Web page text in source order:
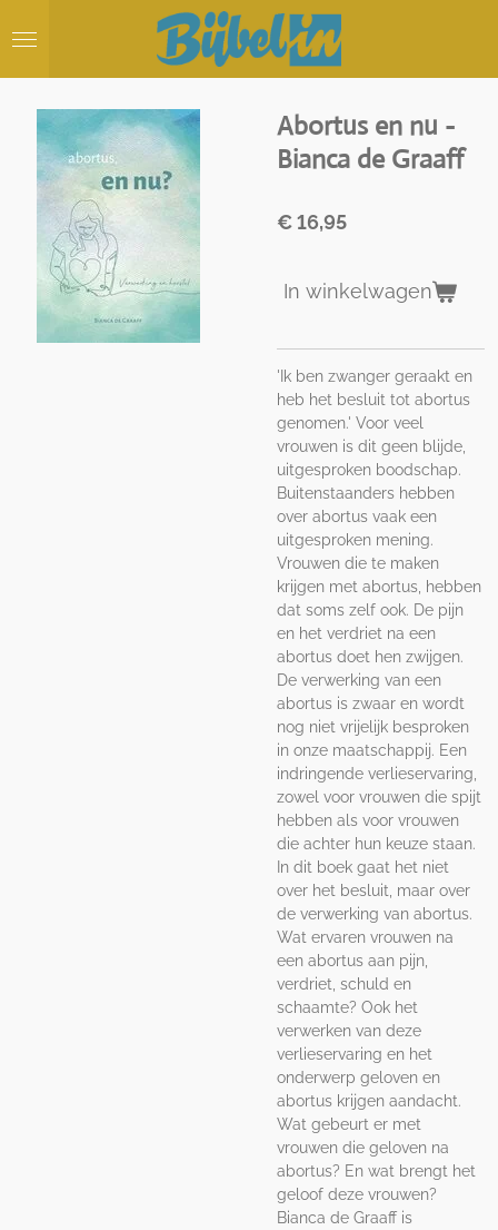
direct
hoofdinhoud
Abortus en nu -
Bianca de Graaff
€ 16,95
In winkelwagen
'Ik ben zwanger geraakt en
heb het besluit tot abortus
genomen.' Voor veel
vrouwen is dit geen blijde,
uitgesproken boodschap.
Buitenstaanders hebben
over abortus vaak een
uitgesproken mening.
Vrouwen die te maken
krijgen met abortus, hebben
dat soms zelf ook. De pijn
en het verdriet na een
abortus doet hen zwijgen.
De verwerking van een
abortus is zwaar en wordt
nog niet vrijelijk besproken
in onze maatschappij. Een
indringende verlieservaring,
zowel voor vrouwen die spijt
hebben als voor vrouwen
die achter hun keuze staan.
In dit boek gaat het niet
over het besluit, maar over
de verwerking van abortus.
Wat ervaren vrouwen na
een abortus aan pijn,
verdriet, schuld en
schaamte? Ook het
verwerken van deze
verlieservaring en het
onderwerp geloven en
abortus krijgen aandacht.
Wat gebeurt er met
vrouwen die geloven na
abortus? En wat brengt het
geloof deze vrouwen?
Bianca de Graaff is